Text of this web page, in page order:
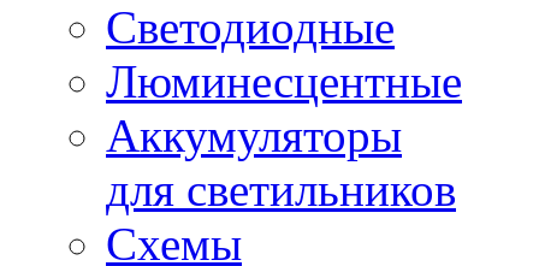
Светодиодные
Люминесцентные
Аккумуляторы
для светильников
Схемы